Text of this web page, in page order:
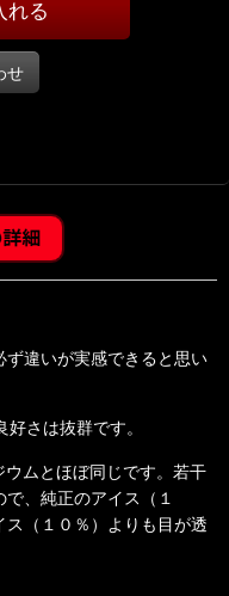
れる
せ
ず違いが実感できると思い
さは抜群です。
ウムとほぼ同じです。若干
、純正のアイス（１
ス（１０％）よりも目が透